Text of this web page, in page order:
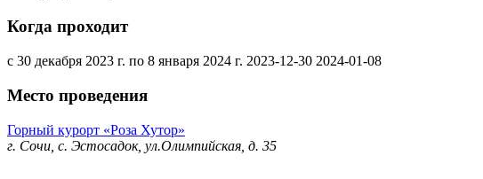
Когда проходит
с 30 декабря 2023 г. по 8 января 2024 г. 2023-12-30 2024-01-08
Место проведения
Горный курорт «Роза Хутор»
г. Сочи, с. Эстосадок, ул.Олимпийская, д. 35